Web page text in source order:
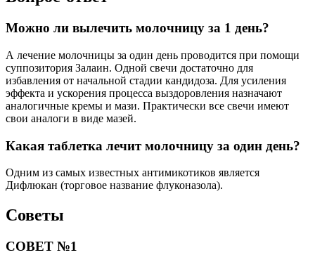
Можно ли вылечить молочницу за 1 день?
А лечение молочницы за один день проводится при помощи
суппозитория Залаин. Одной свечи достаточно для
избавления от начальной стадии кандидоза. Для усиления
эффекта и ускорения процесса выздоровления назначают
аналогичные кремы и мази. Практически все свечи имеют
свои аналоги в виде мазей.
Какая таблетка лечит молочницу за один день?
Одним из самых известных антимикотиков является
Дифлюкан (торговое название флуконазола).
Советы
СОВЕТ №1